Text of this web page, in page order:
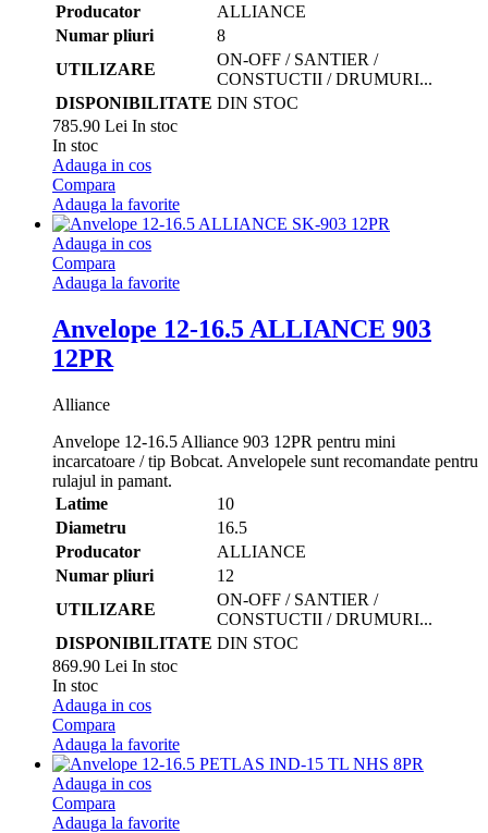
Producator
ALLIANCE
Numar pliuri
8
UTILIZARE
ON-OFF / SANTIER /
CONSTUCTII / DRUMURI...
DISPONIBILITATE DIN STOC
785.90 Lei In stoc
In stoc
Adauga in cos
Compara
Adauga la favorite
Adauga in cos
Compara
Adauga la favorite
Anvelope 12-16.5 ALLIANCE 903
12PR
Alliance
Anvelope 12-16.5 Alliance 903 12PR pentru mini
incarcatoare / tip Bobcat. Anvelopele sunt recomandate pentru
rulajul in pamant.
Latime
10
Diametru
16.5
Producator
ALLIANCE
Numar pliuri
12
UTILIZARE
ON-OFF / SANTIER /
CONSTUCTII / DRUMURI...
DISPONIBILITATE DIN STOC
869.90 Lei In stoc
In stoc
Adauga in cos
Compara
Adauga la favorite
Adauga in cos
Compara
Adauga la favorite